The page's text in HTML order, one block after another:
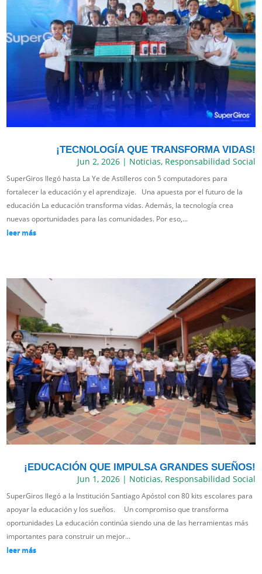
¡TECNOLOGÍA QUE TRANSFORMA VIDAS!
Jun 2, 2026| Noticias, Responsabilidad Social
SuperGiros llegó hasta La Ye de Astilleros con 5 computadores para
fortalecer la educación y el aprendizaje. Una apuesta por el futuro de la
educación La educación transforma vidas. Además, la tecnología crea
nuevas oportunidades para las comunidades. Por eso,...
leer más
¡EDUCACIÓN QUE IMPULSA GRANDES SUEÑOS!
Jun 1, 2026| Noticias, Responsabilidad Social
SuperGiros llegó a la Institución Santiago Apóstol con 80 kits escolares para
apoyar la educación y los sueños. Un compromiso que transforma
oportunidades La educación continúa siendo una de las herramientas más
importantes para construir un mejor...
leer más